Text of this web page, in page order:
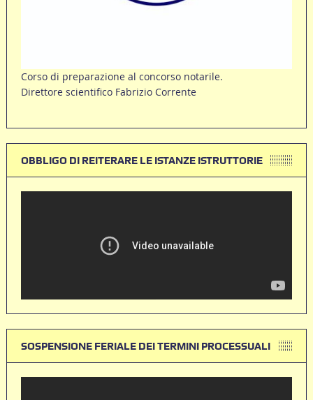
Corso di preparazione al concorso notarile.
Direttore scientifico Fabrizio Corrente
OBBLIGO DI REITERARE LE ISTANZE ISTRUTTORIE
SOSPENSIONE FERIALE DEI TERMINI PROCESSUALI